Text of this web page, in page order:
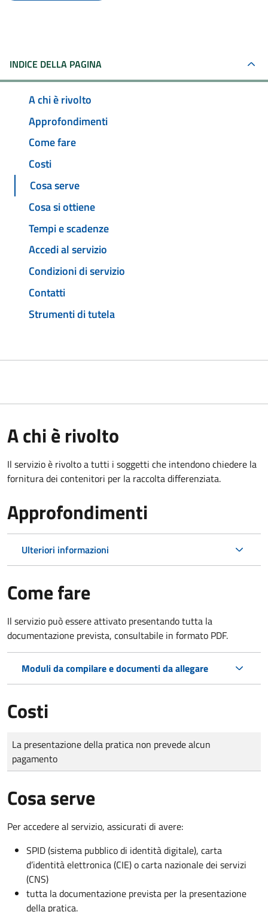
INDICE DELLA PAGINA
A chi è rivolto
Approfondimenti
Come fare
Costi
Cosa serve
Cosa si ottiene
Tempi e scadenze
Accedi al servizio
Condizioni di servizio
Contatti
Strumenti di tutela
A chi è rivolto
Il servizio è rivolto a tutti i soggetti che intendono chiedere la
fornitura dei contenitori per la raccolta differenziata.
Approfondimenti
Ulteriori informazioni
Come fare
Il servizio può essere attivato presentando tutta la
documentazione prevista, consultabile in formato PDF.
Moduli da compilare e documenti da allegare
Costi
Tipo di pagamento
Importo
La presentazione della pratica non prevede alcun
pagamento
Cosa serve
Per accedere al servizio, assicurati di avere:
SPID (sistema pubblico di identità digitale), carta
d’identità elettronica (CIE) o carta nazionale dei servizi
(CNS)
tutta la documentazione prevista per la presentazione
della pratica.